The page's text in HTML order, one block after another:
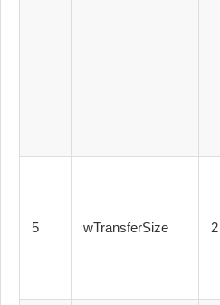
5 wTransferSize 2